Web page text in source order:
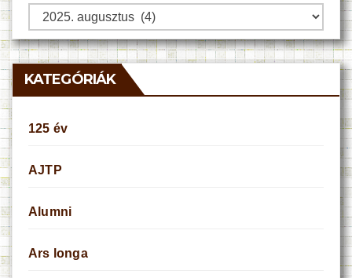
Archívum
KATEGÓRIÁK
125 év
AJTP
Alumni
Ars longa